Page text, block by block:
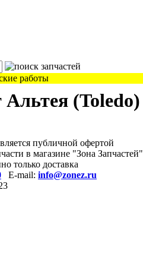
работы
(Toledo)
публичной офертой
в магазине "Зона Запчастей"
только доставка
E-mail: info@zonez.ru